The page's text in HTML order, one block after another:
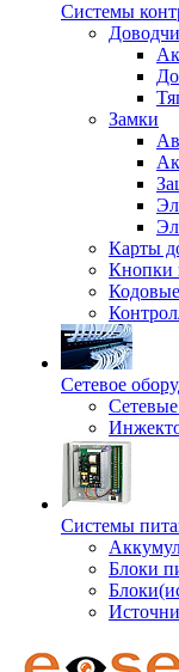
Системы
Замки
Карты
Кнопки
Сетевое
Системы
Блоки